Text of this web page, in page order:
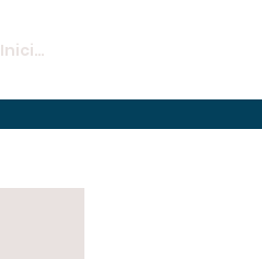
Iniciar sesión